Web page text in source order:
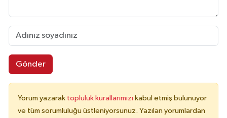
Gönder
Yorum yazarak topluluk kurallarımızı kabul etmiş bulunuyor
ve tüm sorumluluğu üstleniyorsunuz. Yazılan yorumlardan